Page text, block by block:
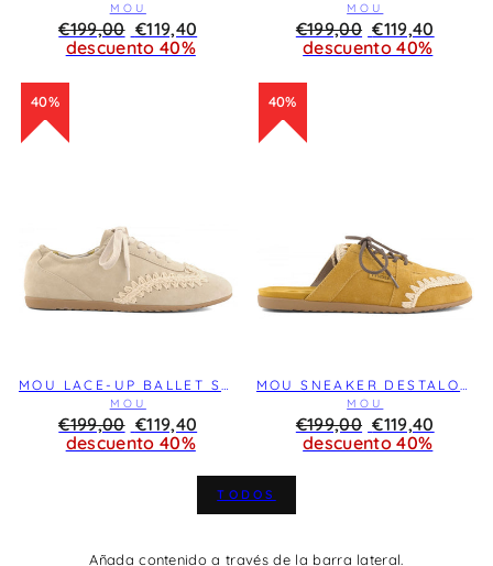
MOU
Precio
habitual
€199,00 REBAJA
€119,40
descuento 40%
MOU
Precio
habitual
€199,00 REBAJA
€119,40
descuento 40%
40%
MOU LACE-UP BALLET SNEAKER CHALK
MOU
Precio
habitual
€199,00 REBAJA
€119,40
descuento 40%
40%
MOU SNEAKER DESTALONADA DORADO ÁMBAR
MOU
Precio
habitual
€199,00 REBAJA
€119,40
descuento 40%
TODOS
Añada contenido a través de la barra lateral.